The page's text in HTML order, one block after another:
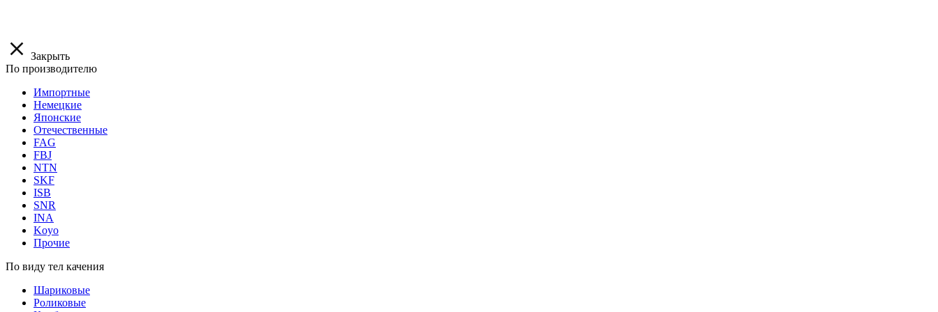
Закрыть
По производителю
Импортные
Немецкие
Японские
Отечественные
FAG
FBJ
NTN
SKF
ISB
SNR
INA
Koyo
Прочие
По виду тел качения
Шариковые
Роликовые